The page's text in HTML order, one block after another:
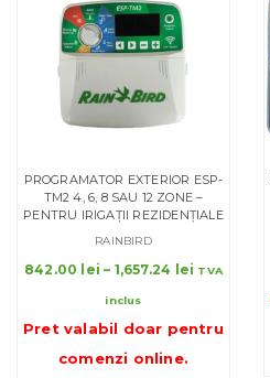
PROGRAMATOR EXTERIOR ESP-
TM2 4, 6, 8 SAU 12 ZONE –
PENTRU IRIGAȚII REZIDENȚIALE
RAINBIRD
842.00 lei – 1,657.24 lei
842.00 lei
TVA
inclus
Pret valabil doar pentru
comenzi online.